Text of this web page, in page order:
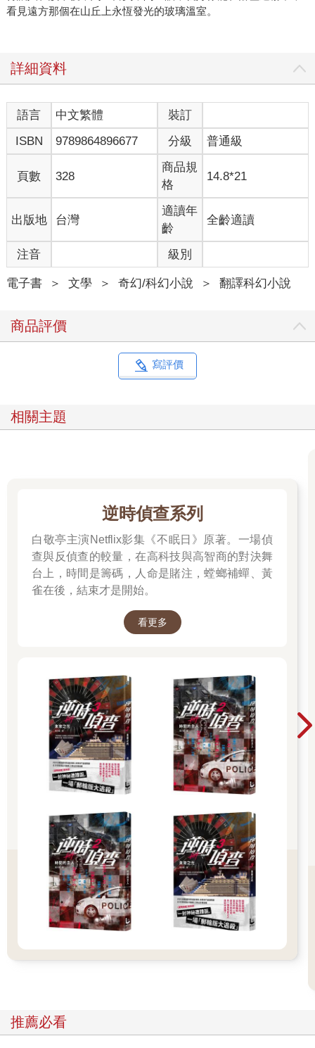
看見遠方那個在山丘上永恆發光的玻璃溫室。
詳細資料
語言 中文繁體
裝訂
ISBN
9789864896677 分級 普通級
頁數 328
商品規
格
14.8*21
出版地 台灣
適讀年
齡
全齡適讀
注音 級別
電子書 ＞ 文學 ＞ 奇幻/科幻小說 ＞ 翻譯科幻小說
商品評價
寫評價
相關主題
逆時偵查系列
白敬亭主演Netflix影集《不眠日》原著。一場偵
查與反偵查的較量，在高科技與高智商的對決舞
台上，時間是籌碼，人命是賭注，螳螂補蟬、黃
雀在後，結束才是開始。
看更多
推薦必看